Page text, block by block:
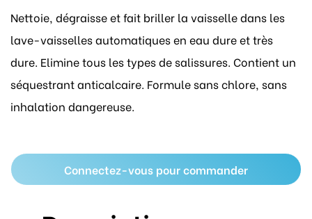
Nettoie, dégraisse et fait briller la vaisselle dans les
lave-vaisselles automatiques en eau dure et très
dure. Elimine tous les types de salissures. Contient un
séquestrant anticalcaire. Formule sans chlore, sans
inhalation dangereuse.
Connectez-vous pour commander